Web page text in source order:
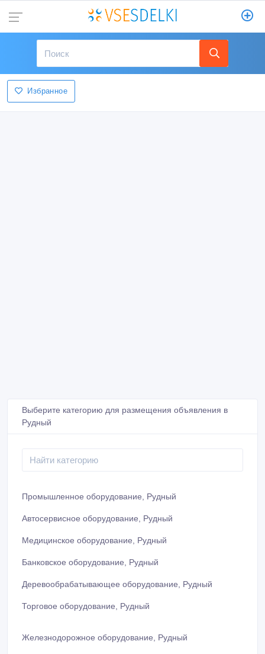
Избранное
Выберите категорию для размещения объявления в
Рудный
Промышленное оборудование, Рудный
Автосервисное оборудование, Рудный
Медицинское оборудование, Рудный
Банковское оборудование, Рудный
Деревообрабатывающее оборудование, Рудный
Торговое оборудование, Рудный
Железнодорожное оборудование, Рудный